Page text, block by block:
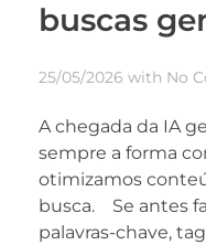
buscas
25/05/2026 with No
A chegada da IA
sempre a forma
otimizamos
busca. Se antes
palavras-chave,